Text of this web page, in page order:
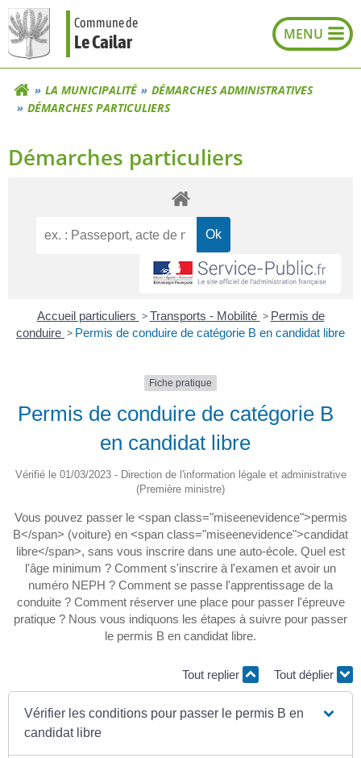
Aller
au
contenu
Commune de
Le Cailar
LA MUNICIPALITÉ
DÉMARCHES ADMINISTRATIVES
DÉMARCHES PARTICULIERS
Démarches particuliers
Accueil particuliers > Transports - Mobilité > Permis de
conduire > Permis de conduire de catégorie B en candidat libre
Fiche pratique
Permis de conduire de catégorie B
en candidat libre
Vérifié le 01/03/2023 - Direction de l'information légale et administrative
(Première ministre)
Vous pouvez passer le <span class="miseenevidence">permis
B</span> (voiture) en <span class="miseenevidence">candidat
libre</span>, sans vous inscrire dans une auto-école. Quel est
l'âge minimum ? Comment s'inscrire à l'examen et avoir un
numéro NEPH ? Comment se passe l'apprentissage de la
conduite ? Comment réserver une place pour passer l'épreuve
pratique ? Nous vous indiquons les étapes à suivre pour passer
le permis B en candidat libre.
Tout replier Tout déplier
Vérifier les conditions pour passer le permis B en
candidat libre